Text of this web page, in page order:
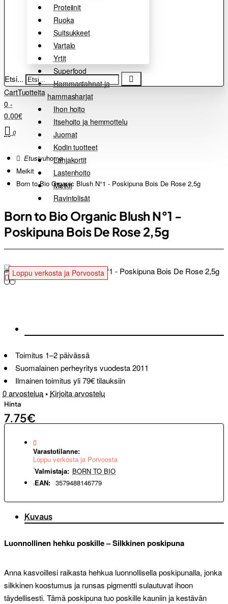
Proteiinit
Ruoka
Suitsukkeet
Vartalo
Yrtit
Superfood
Hammastahnat ja
hammasharjat
Ihon hoito
Itsehoito ja hemmottelu
Juomat
Kodin tuotteet
Lahjakortit
Lastenhoito
Meikit
Ravintolisät
Etsi...
CartTuotteita
0 -
0.00€
0
home
Meikit
Born to Bio Organic Blush N°1 - Poskipuna Bois De Rose 2,5g
Born to Bio Organic Blush N°1 -
Poskipuna Bois De Rose 2,5g
Loppu verkosta ja Porvoosta
Toimitus 1–2 päivässä
Suomalainen perheyritys vuodesta 2011
Ilmainen toimitus yli 79€ tilauksiin
0 arvostelua• Kirjoita arvostelu
Hinta
7.75€
Varastotilanne:
Loppu verkosta ja Porvoosta
Valmistaja: BORN TO BIO
EAN: 3579488146779
Kuvaus
Luonnollinen hehku poskille – Silkkinen poskipuna
Anna kasvoillesi raikasta hehkua luonnollisella poskipunalla, jonka
silkkinen koostumus ja runsas pigmentti sulautuvat ihoon
täydellisesti. Tämä poskipuna tuo poskille kauniin ja kestävän